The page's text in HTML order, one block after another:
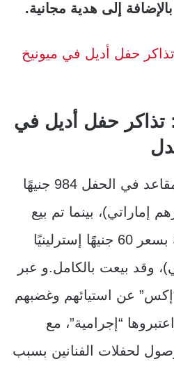
إلى هدية مجانية.
حفل أديل في ميونيخ
تذاكر حفل أديل في
وبلغت تكلفة أفضل المقاعد في الحفل 984 جنيهًا
(نحو 4600 درهم إماراتي)، بينما تم بيع
تذاكر الساحة الخارجية بسعر 60 جنيهًا إسترلينيًا
وقد بيعت بالكامل.و عبر
عن استيائهم وغضبهم
“إجرامية”، مع
لحفلات الفنانين بسبب